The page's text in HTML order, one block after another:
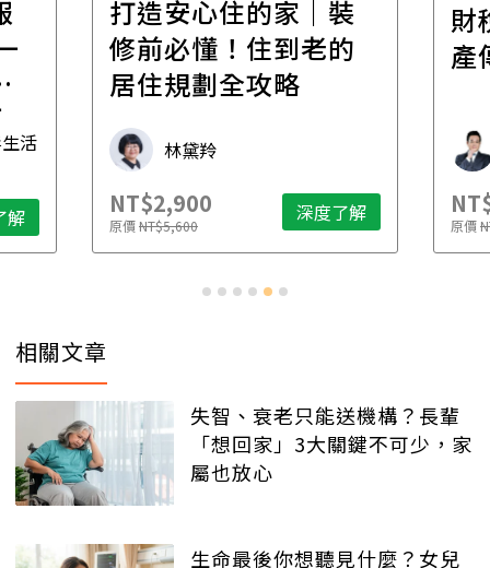
解
財稅專家親授，讓資
產傳承更有效率
財稅專家 朱家棟
NT$2,500
原價NT$4,888 深度了解
百
經
年
原價
相關文章
失智、衰老只能送機構？長輩
「想回家」3大關鍵不可少，家
屬也放心
生命最後你想聽見什麼？女兒